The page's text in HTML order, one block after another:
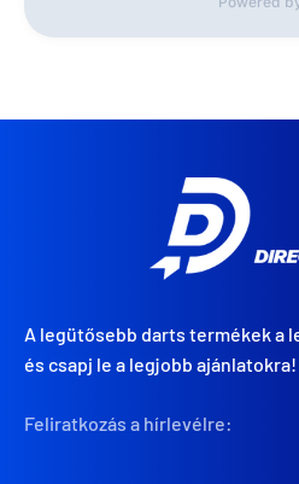
A legütősebb darts termékek a
és csapj le a legjobb ajánlatokra!
Feliratkozás a hírlevélre: